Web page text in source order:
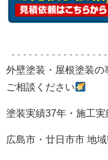
外壁塗装・屋根塗装の
ご相談ください
塗装実績37年・施工実
広島市・廿日市市 地